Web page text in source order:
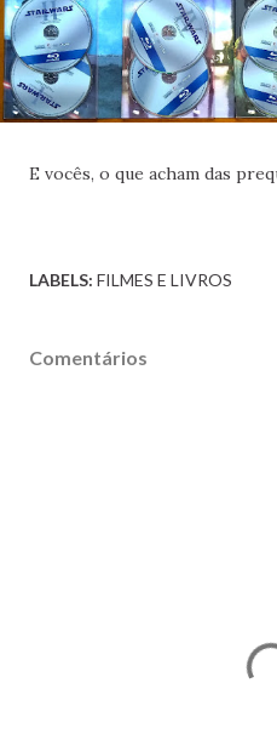
E vocês, o que acham das
LABELS: FILMES E LIVROS
Comentários